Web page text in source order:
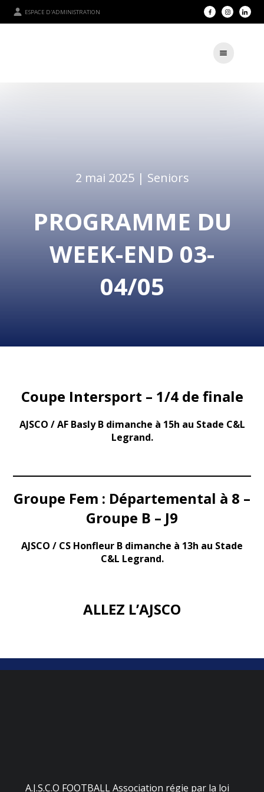
ESPACE D'ADMINISTRATION
2 mai 2025 | Seniors
PROGRAMME DU
WEEK-END 03-
04/05
Coupe Intersport – 1/4 de finale
AJSCO / AF Basly B dimanche à 15h au Stade C&L
Legrand.
Groupe Fem : Départemental à 8 –
Groupe B – J9
AJSCO / CS Honfleur B dimanche à 13h au Stade
C&L Legrand.
ALLEZ L’AJSCO
A.J.S.C.O FOOTBALL Association régie par la loi